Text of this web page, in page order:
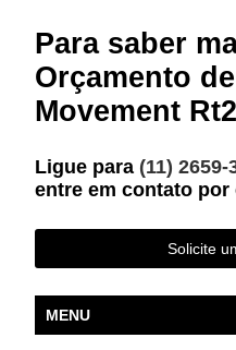
Para saber
Orçamento
Movement
Ligue para (11)
entre em contato por
Solicite
MENU